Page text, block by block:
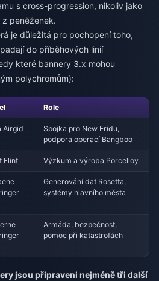
s cross-progression, nikoliv jako
peněženek.
je důležitá pro pochopení toho,
do příběhových linií
které bannery 3.x mohou
polychromům):
Role
Airgid
Spojka pro New Eridu,
podpora operací Bangboo
Flint Výzkum a výroba Porcelloy
Generování dat Rosetta,
systémy hlavního města
Armáda, bezpečnost,
pomoc při katastrofách
jsou připraveni nejméně tři další